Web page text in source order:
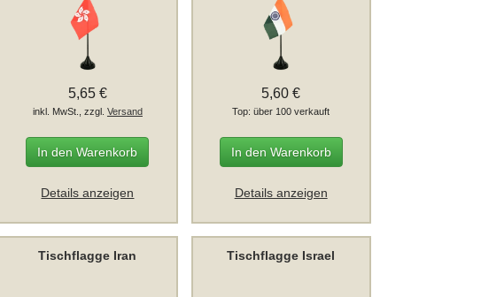
5,65 €
inkl. MwSt., zzgl. Versand
In den Warenkorb
Details anzeigen
5,60 €
Top: über 100 verkauft
In den Warenkorb
Details anzeigen
Tischflagge Iran Tischflagge Israel